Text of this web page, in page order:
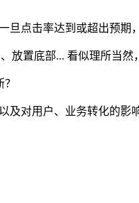
点击率达到或超出预期
置底部... 看似理所当然
及对用户、业务转化的